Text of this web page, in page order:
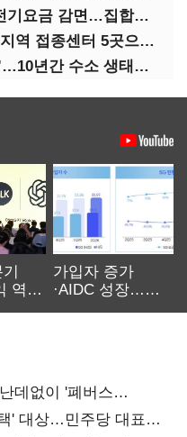
(2021 1차 추경)소상공인 전기요금 감면…집합금지·제한 115만호 대상
3일부터 화이자 접종 권역·지역 접종센터 5곳으로 확대
‘수소연료부터 자동차까지’…10년간 수소 생태계 구축 42조 투자
역대
가입자 증가
·AIDC 성장…
데없이 '폐버스
' 대상…민주당 대표로